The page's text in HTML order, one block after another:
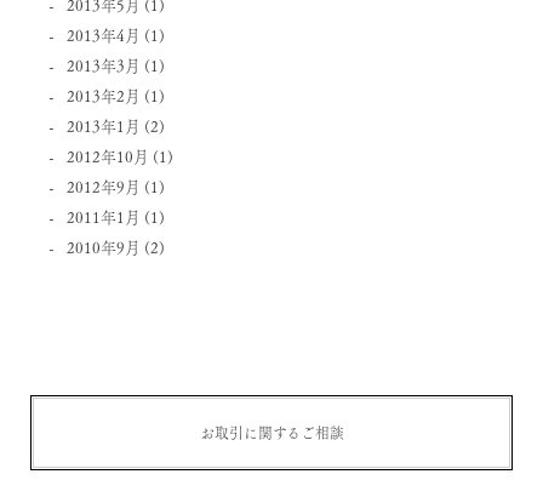
2013年4月 (1)
2013年3月 (1)
2013年2月 (1)
2013年1月 (2)
2012年10月 (1)
2012年9月 (1)
2011年1月 (1)
2010年9月 (2)
お取引に関するご相談